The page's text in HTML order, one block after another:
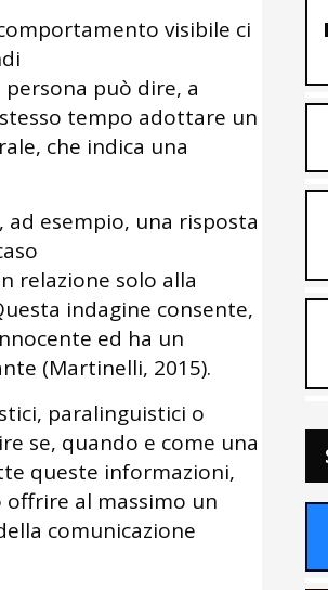
visibile ci
può dire, a
tempo adottare un
che indica una
esempio, una risposta
relazione solo alla
indagine consente,
ed ha un
(Martinelli, 2015).
paralinguistici o
se, quando e come una
queste informazioni,
al massimo un
comunicazione